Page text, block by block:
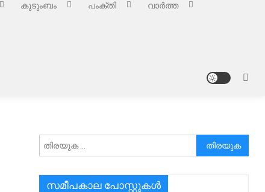
കുടുംബം പംക്തി വാർത്ത
അനേഷിക്കുക
സമീപകാല പോസ്റ്റുകൾ